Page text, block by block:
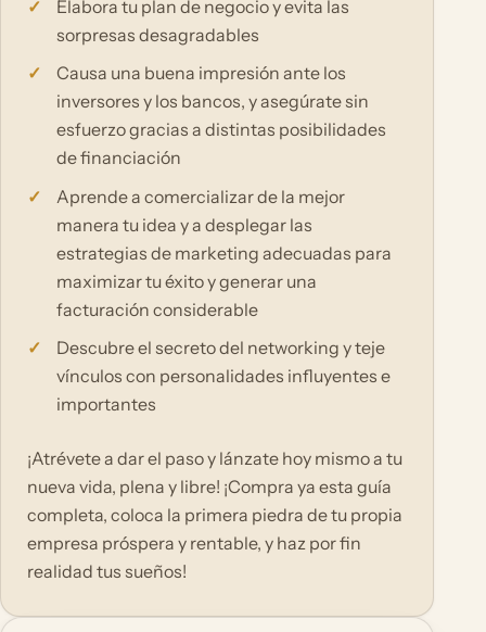
Elabora tu plan de negocio y evita las
sorpresas desagradables
Causa una buena impresión ante los
inversores y los bancos, y asegúrate sin
esfuerzo gracias a distintas posibilidades
de financiación
Aprende a comercializar de la mejor
manera tu idea y a desplegar las
estrategias de marketing adecuadas para
maximizar tu éxito y generar una
facturación considerable
Descubre el secreto del networking y teje
vínculos con personalidades influyentes e
importantes
¡Atrévete a dar el paso y lánzate hoy mismo a tu
nueva vida, plena y libre! ¡Compra ya esta guía
completa, coloca la primera piedra de tu propia
empresa próspera y rentable, y haz por fin
realidad tus sueños!